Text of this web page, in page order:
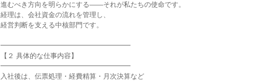
進むべき方向を明らかにする――それが私たちの使命です。
経理は、会社資金の流れを管理し、
経営判断を支える中核部門です。
━━━━━━━━━━━━━━━━━━━
【２ 具体的な仕事内容】
━━━━━━━━━━━━━━━━━━━
入社後は、伝票処理・経費精算・月次決算など